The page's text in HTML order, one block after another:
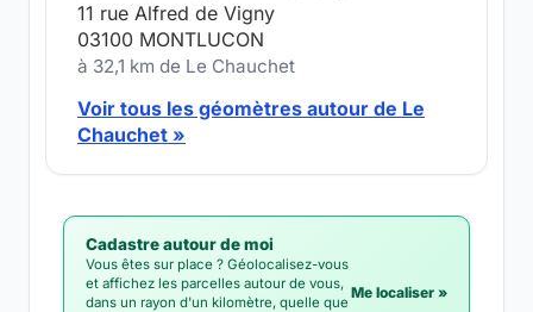
11 rue Alfred de Vigny
03100 MONTLUCON
à 32,1 km de Le Chauchet
Voir tous les géomètres autour de Le
Chauchet »
Cadastre autour de moi
Vous êtes sur place ? Géolocalisez-vous
et affichez les parcelles autour de vous,
dans un rayon d'un kilomètre, quelle que
Me localiser »